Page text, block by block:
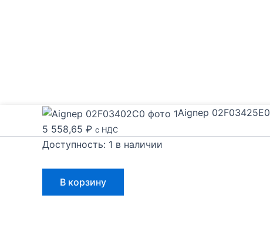
Aignep 02F03425E0
5 558,65 ₽ с НДС
Доступность: 1 в наличии
товара
Aignep
В корзину